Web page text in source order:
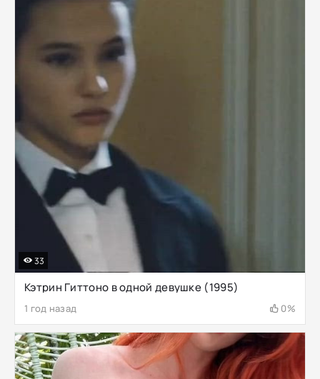
Кэтрин Гиттоно в одной девушке (1995)
1 год назад 0%
33